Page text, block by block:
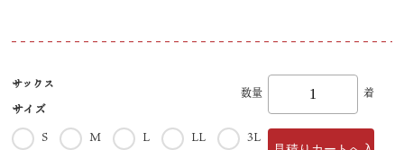
サックス
サイズ
S
M L LL 3L
数量 着